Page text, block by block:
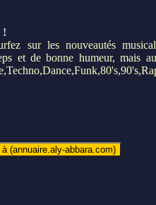
!
sur les nouveautés
et de bonne humeur, mais